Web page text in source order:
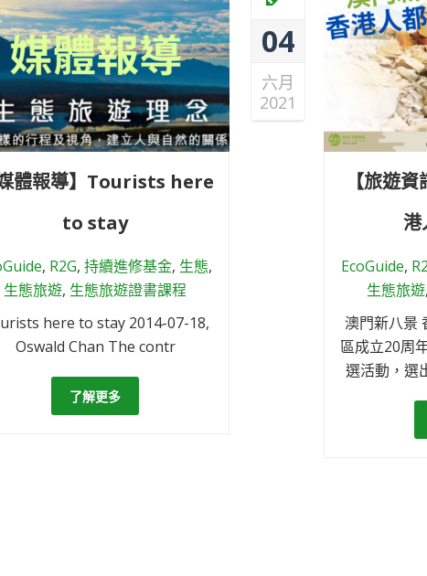
媒體報導】Tourists here
to stay
, R2G, 持續進修基金, 生態,
生態旅遊, 生態旅遊證書課程
here to stay 2014-07-18,
Oswald Chan The contr
了解更多
04
六月
2021
【旅遊
港
EcoGuide,
生態旅遊,
澳門新八景
區成立20周
選活動，選